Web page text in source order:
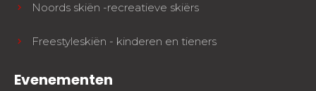
Noords skiën -recreatieve skiërs
Freestyleskiën - kinderen en tieners
Evenementen